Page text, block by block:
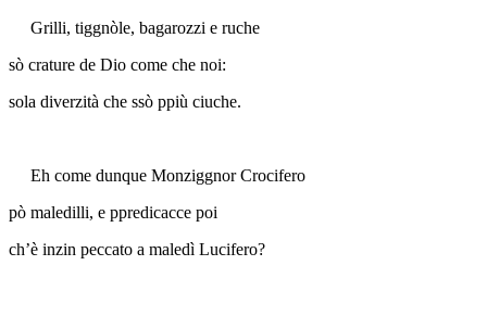
Grilli, tiggnòle, bagarozzi e ruche
sò crature de Dio come che noi:
sola diverzità che ssò ppiù ciuche.
Eh come dunque Monziggnor Crocifero
pò maledilli, e ppredicacce poi
ch’è inzin peccato a maledì Lucifero?